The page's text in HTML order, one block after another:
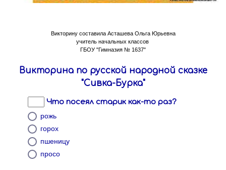
Викторину составила Асташева Ольга Юрьевна
учитель начальных классов
ГБОУ "Гимназия № 1637"
Викторина по русской народной сказке
"Сивка-Бурка"
Что посеял старик как-то раз?
рожь
горох
пшеницу
просо